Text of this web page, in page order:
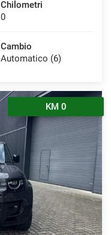
Chilometri
0
Cambio
Automatico (6)
KM 0